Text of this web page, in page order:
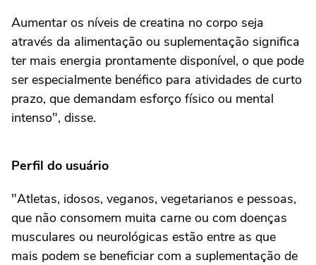
Aumentar os níveis de creatina no corpo seja
através da alimentação ou suplementação significa
ter mais energia prontamente disponível, o que pode
ser especialmente benéfico para atividades de curto
prazo, que demandam esforço físico ou mental
intenso", disse.
Perfil do usuário
"Atletas, idosos, veganos, vegetarianos e pessoas,
que não consomem muita carne ou com doenças
musculares ou neurológicas estão entre as que
mais podem se beneficiar com a suplementação de